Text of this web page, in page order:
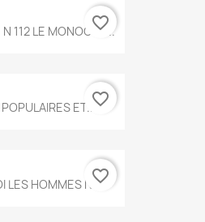
112 LE MONOCLE...
favorite_border
ET...favorite_border
LES HOMMES N...favorite_border